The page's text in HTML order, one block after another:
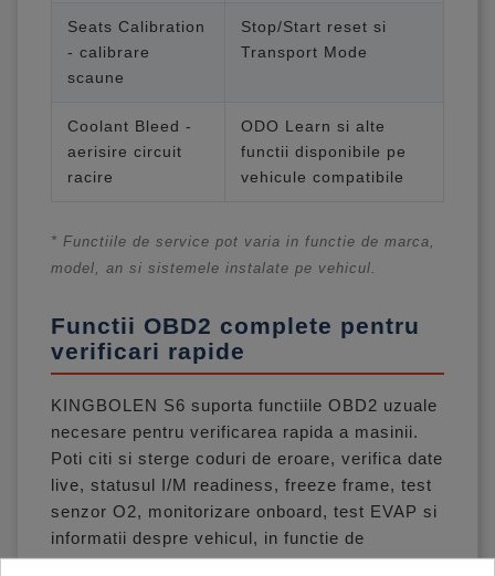
Seats Calibration
- calibrare
scaune
Stop/Start reset si
Transport Mode
Coolant Bleed -
aerisire circuit
racire
ODO Learn si alte
functii disponibile pe
vehicule compatibile
* Functiile de service pot varia in functie de marca,
model, an si sistemele instalate pe vehicul.
Functii OBD2 complete pentru
verificari rapide
KINGBOLEN S6 suporta functiile OBD2 uzuale
necesare pentru verificarea rapida a masinii.
Poti citi si sterge coduri de eroare, verifica date
live, statusul I/M readiness, freeze frame, test
senzor O2, monitorizare onboard, test EVAP si
informatii despre vehicul, in functie de
compatibilitate.